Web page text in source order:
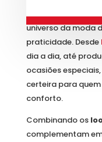
Osconjuntos
universo da moda
praticidade. Desde
dia a dia, até
ocasiões
certeira para
conforto.
Combinando os
complementam